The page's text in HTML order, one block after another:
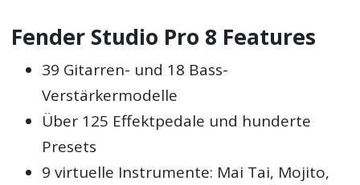
Fender Studio Pro 8 Features
39 Gitarren- und 18 Bass-
Verstärkermodelle
Über 125 Effektpedale und hunderte
Presets
9 virtuelle Instrumente: Mai Tai, Mojito,